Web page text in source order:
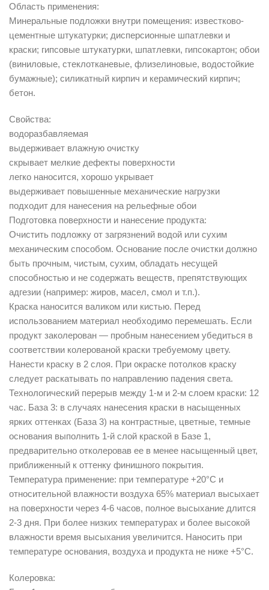
Область применения:
Минеральные подложки внутри помещения: известково-
цементные штукатурки; дисперсионные шпатлевки и
краски; гипсовые штукатурки, шпатлевки, гипсокартон; обои
(виниловые, стеклотканевые, флизелиновые, водостойкие
бумажные); силикатный кирпич и керамический кирпич;
бетон.
Свойства:
водоразбавляемая
выдерживает влажную очистку
скрывает мелкие дефекты поверхности
легко наносится, хорошо укрывает
выдерживает повышенные механические нагрузки
подходит для нанесения на рельефные обои
Подготовка поверхности и нанесение продукта:
Очистить подложку от загрязнений водой или сухим
механическим способом. Основание после очистки должно
быть прочным, чистым, сухим, обладать несущей
способностью и не содержать веществ, препятствующих
адгезии (например: жиров, масел, смол и т.п.).
Краска наносится валиком или кистью. Перед
использованием материал необходимо перемешать. Если
продукт заколерован — пробным нанесением убедиться в
соответствии колерованой краски требуемому цвету.
Нанести краску в 2 слоя. При окраске потолков краску
следует раскатывать по направлению падения света.
Технологический перерыв между 1-м и 2-м слоем краски: 12
час. База 3: в случаях нанесения краски в насыщенных
ярких оттенках (База 3) на контрастные, цветные, темные
основания выполнить 1-й слой краской в Базе 1,
предварительно отколеровав ее в менее насыщенный цвет,
приближенный к оттенку финишного покрытия.
Температура применение: при температуре +20°C и
относительной влажности воздуха 65% материал высыхает
на поверхности через 4-6 часов, полное высыхание длится
2-3 дня. При более низких температурах и более высокой
влажности время высыхания увеличится. Наносить при
температуре основания, воздуха и продукта не ниже +5°C.
Колеровка: